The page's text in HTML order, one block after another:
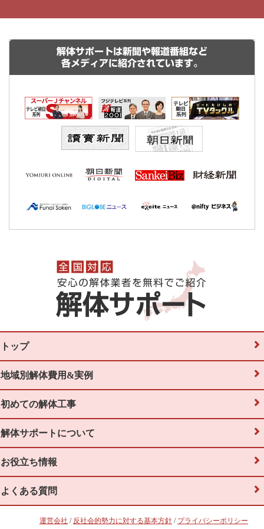
解体サポートは新聞や報道番組など
各メディアに紹介されています。
トップ
地域別解体費用&実例
初めての解体工事
解体サポートについて
お役立ち情報
よくある質問
運営会社 / 反社会的勢力に対する基本方針 / プライバシーポリシー